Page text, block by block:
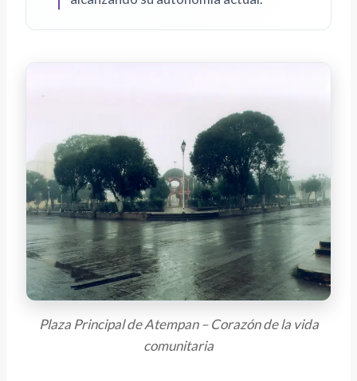
Plaza Principal de Atempan – Corazón de la vida
comunitaria